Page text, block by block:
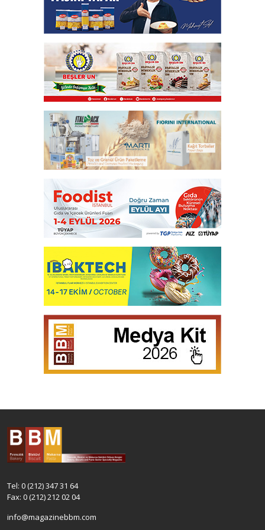
Tel: 0 (212) 347 31 64
Fax: 0 (212) 212 02 04
info@magazinebbm.com